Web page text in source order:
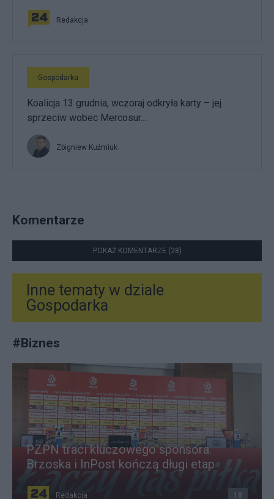
Redakcja
Gospodarka
Koalicja 13 grudnia, wczoraj odkryła karty – jej
sprzeciw wobec Mercosur....
Zbigniew Kuźmiuk
Komentarze
POKAŻ KOMENTARZE (28)
Inne tematy w dziale
Gospodarka
#Biznes
PZPN traci kluczowego sponsora.
Brzoska i InPost kończą długi etap
Redakcja 18